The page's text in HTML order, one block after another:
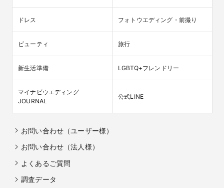
ドレス フォトウエディング・前撮り
ビューティ 旅行
新生活準備 LGBTQ+フレンドリー
マイナビウエディング
JOURNAL
公式LINE
お問い合わせ（ユーザー様）
お問い合わせ（法人様）
よくあるご質問
調査データ